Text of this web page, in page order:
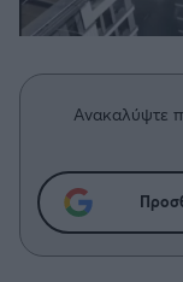
Δημήτρης
Άρης
Βόλος
Συνεντεύξεις
Ανακαλύψτε